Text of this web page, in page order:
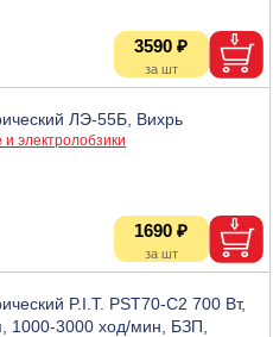
3590 ₽
ЛЭ-55Б, Вихрь
электролобзики
1690 ₽
P.I.T. PST70-C2 700 Вт,
1000-3000 ход/мин, БЗП,